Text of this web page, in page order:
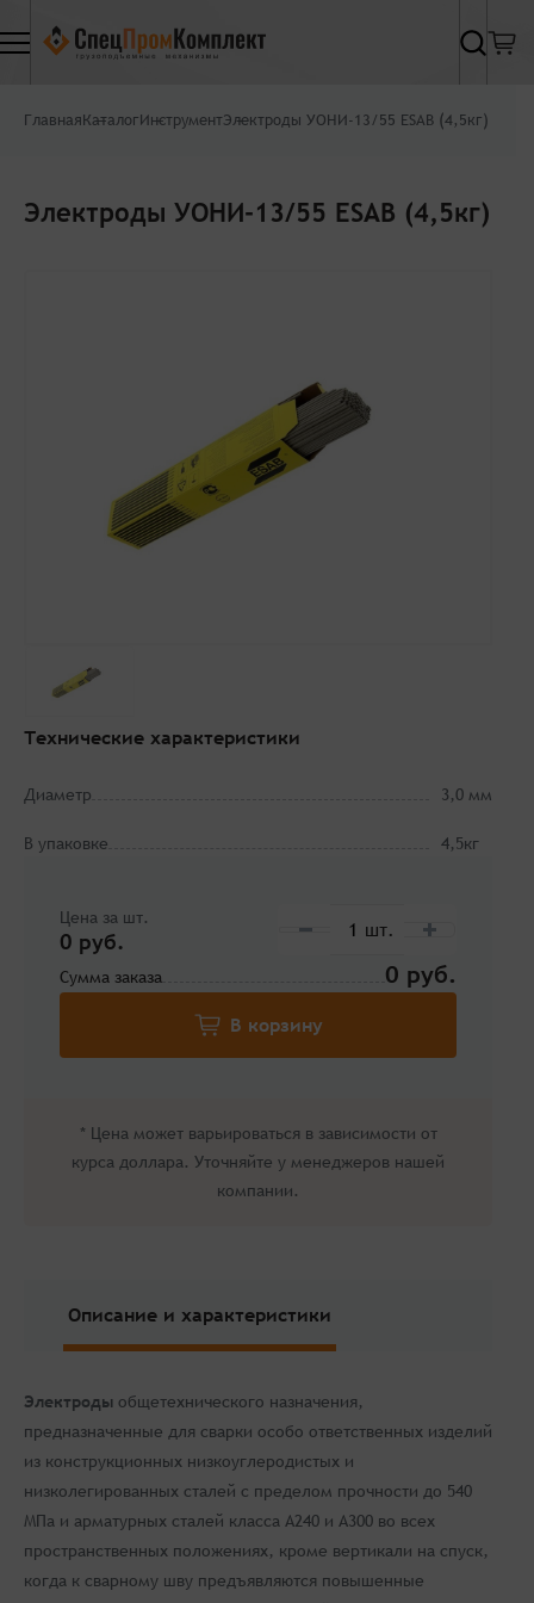
Найти
ГлавнаяКаталогИнструментЭлектроды УОНИ-13/55 ESAB (4,5кг)
Электроды УОНИ-13/55 ESAB (4,5кг)
Технические характеристики
Диаметр 3,0 мм
В упаковке 4,5кг
Цена за шт.
0 руб.
Сумма заказа 0
* Цена может варьироваться в зависимости от
курса доллара. Уточняйте у менеджеров нашей
компании.
Описание и характеристики
Электроды общетехнического назначения,
предназначенные для сварки особо ответственных изделий
из конструкционных низкоуглеродистых и
низколегированных сталей с пределом прочности до 540
МПа и арматурных сталей класса А240 и А300 во всех
пространственных положениях, кроме вертикали на спуск,
когда к сварному шву предъявляются повышенные